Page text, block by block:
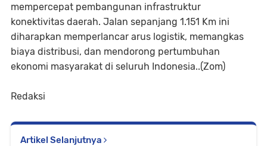
mempercepat pembangunan infrastruktur
konektivitas daerah. Jalan sepanjang 1.151 Km ini
diharapkan memperlancar arus logistik, memangkas
biaya distribusi, dan mendorong pertumbuhan
ekonomi masyarakat di seluruh Indonesia..(Zom)
Redaksi
Artikel Selanjutnya